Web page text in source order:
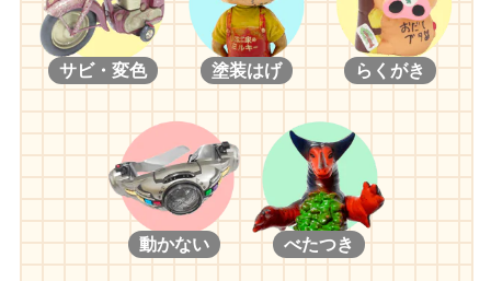
サビ・変色 塗装はげ らくがき
動かない べたつき